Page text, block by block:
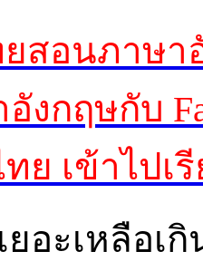
ยสอนภาษ
งกฤษกับ
ย เข้าไปเ
ยอะเหลือเ